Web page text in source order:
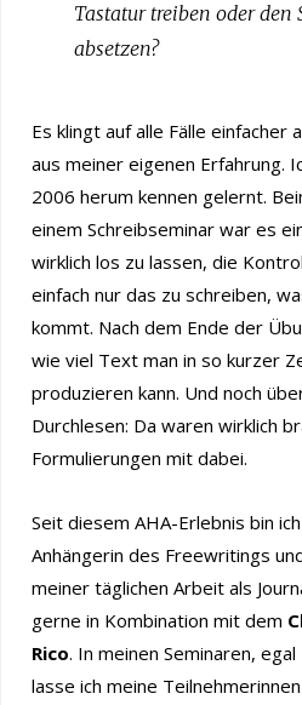
Tastatur treiben oder
absetzen?
Es klingt auf alle Fälle einfacher
aus meiner eigenen Erfahrung.
2006 herum kennen gelernt.
einem Schreibseminar war es
wirklich los zu lassen, die
einfach nur das zu schreiben,
kommt. Nach dem Ende der
wie viel Text man in so kurzer
produzieren kann. Und noch
Durchlesen: Da waren wirklich
Formulierungen mit dabei.
Seit diesem AHA-Erlebnis bin
Anhängerin des Freewritings
meiner täglichen Arbeit als
gerne in Kombination mit dem
Rico. In meinen Seminaren,
lasse ich meine